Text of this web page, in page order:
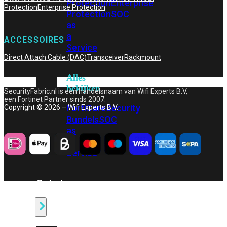
ProtectionEnterprise
ProtectionSOC
as
a
Service
Alles
bekijken
FortiCareSecurity
BundelsSOC
as
a
Service
Endpoint
ProtectionEnterprise Protection
ACCESSOIRES
Direct Attach Cable (DAC)TransceiverRackmount
SecurityFabric.nl is een handelsnaam van Wifi Experts B.V,
een Fortinet Partner sinds 2007.
Copyright © 2026 – Wifi Experts B.V.